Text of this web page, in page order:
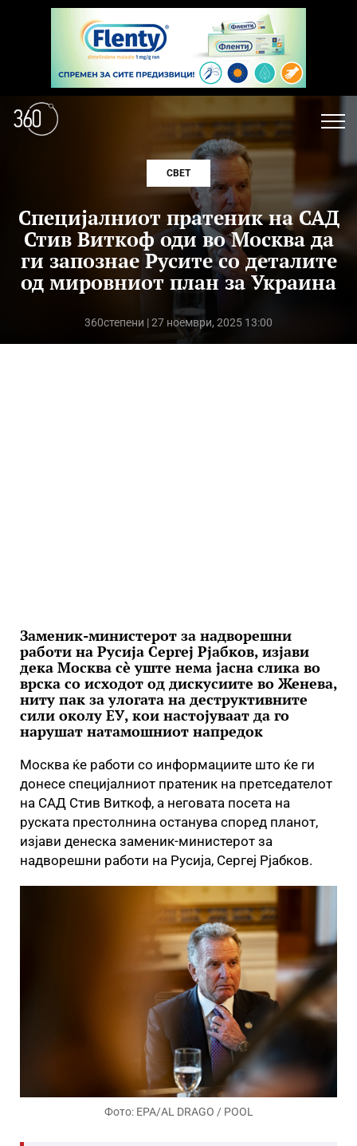
СВЕТ
Специјалниот пратеник на САД
Стив Виткоф оди во Москва да
ги запознае Русите со деталите
од мировниот план за Украина
360степени | 27 ноември, 2025 13:00
Заменик-министерот за надворешни
работи на Русија Сергеј Рјабков, изјави
дека Москва сè уште нема јасна слика во
врска со исходот од дискусиите во Женева,
ниту пак за улогата на деструктивните
сили околу ЕУ, кои настојуваат да го
нарушат натамошниот напредок
Москва ќе работи со информациите што ќе ги
донесе специјалниот пратеник на претседателот
на САД Стив Виткоф, а неговата посета на
руската престолнина останува според планот,
изјави денеска заменик-министерот за
надворешни работи на Русија, Сергеј Рјабков.
Фото: EPA/AL DRAGO / POOL